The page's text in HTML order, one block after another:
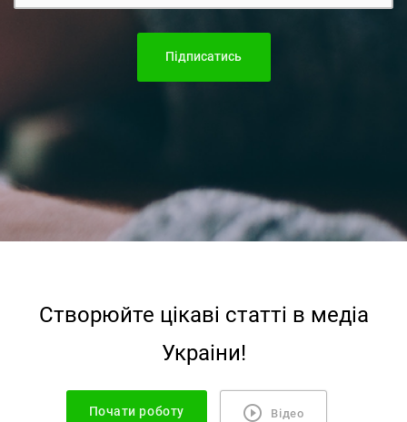
Підписатись
Створюйте цiкавi статтi в медiа
Украiни!
Почати роботу Відео